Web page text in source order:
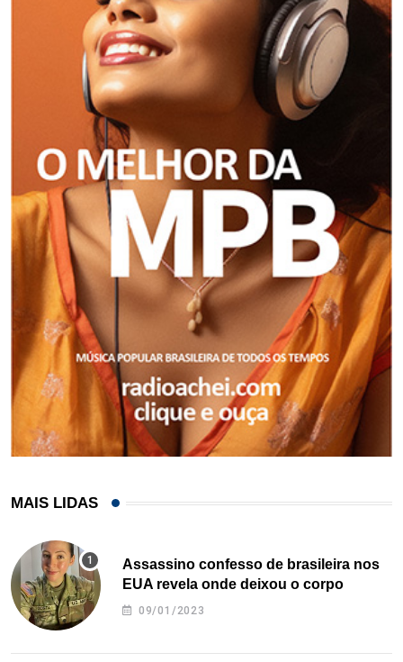
MAIS LIDAS
Assassino confesso de brasileira nos
EUA revela onde deixou o corpo
09/01/2023